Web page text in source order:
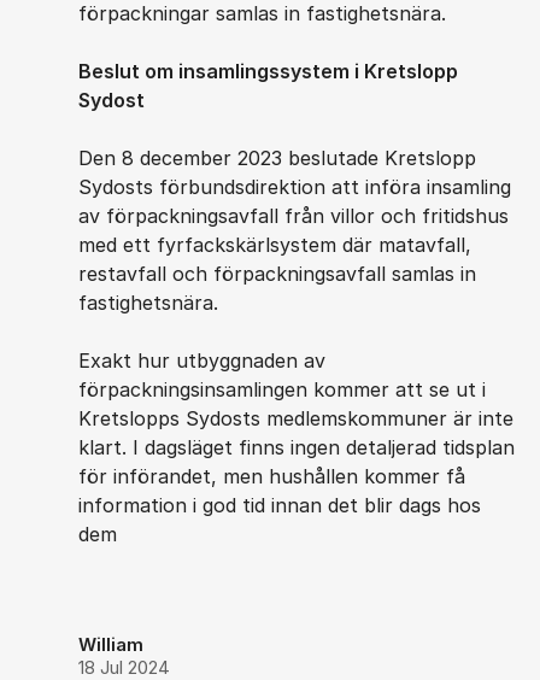
förpackningar samlas in fastighetsnära.
Beslut om insamlingssystem i Kretslopp
Sydost
Den 8 december 2023 beslutade Kretslopp
Sydosts förbundsdirektion att införa insamling
av förpackningsavfall från villor och fritidshus
med ett fyrfackskärlsystem där matavfall,
restavfall och förpackningsavfall samlas in
fastighetsnära.
Exakt hur utbyggnaden av
förpackningsinsamlingen kommer att se ut i
Kretslopps Sydosts medlemskommuner är inte
klart. I dagsläget finns ingen detaljerad tidsplan
för införandet, men hushållen kommer få
information i god tid innan det blir dags hos
dem
William
18 Jul 2024